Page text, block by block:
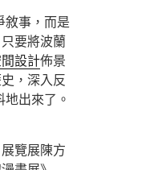
敘事，而是
只要將波蘭
設計佈景
，深入反
出來了。
覽展陳方